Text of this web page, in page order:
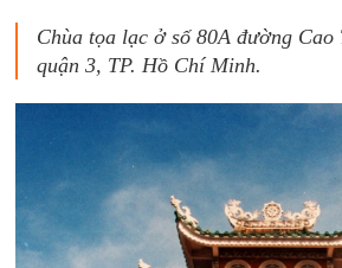
Chùa tọa lạc ở số 80A đường Cao
quận 3, TP. Hồ Chí Minh.